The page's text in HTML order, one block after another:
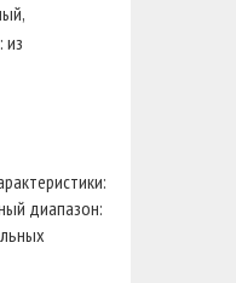
из
диапазон: